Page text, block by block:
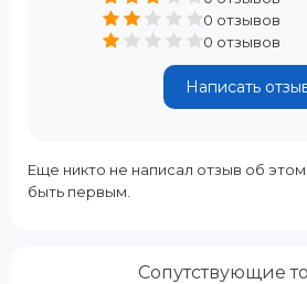
0 отзывов
0 отзывов
Написать
Еще никто не написал отзыв об
быть первым.
Сопутствующие